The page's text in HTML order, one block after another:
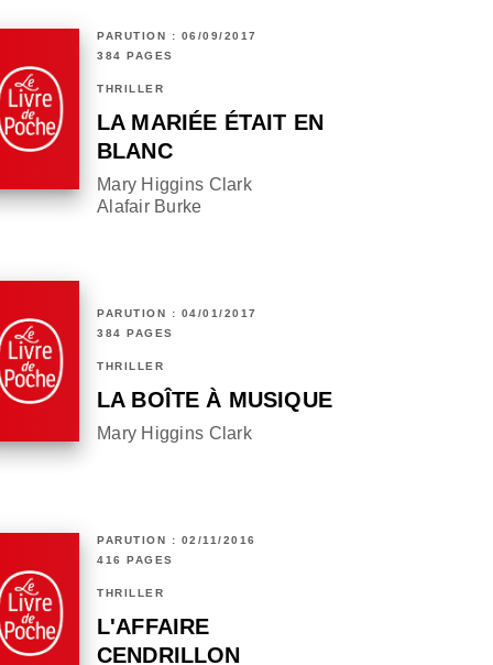
PARUTION : 06/09/2017
384 PAGES
THRILLER
LA MARIÉE ÉTAIT EN
BLANC
Mary Higgins Clark
Alafair Burke
PARUTION : 04/01/2017
384 PAGES
THRILLER
LA BOÎTE À MUSIQUE
Mary Higgins Clark
PARUTION : 02/11/2016
416 PAGES
THRILLER
L'AFFAIRE
CENDRILLON